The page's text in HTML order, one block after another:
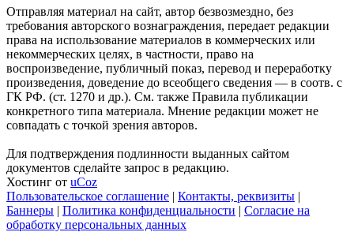
Отправляя материал на сайт, автор безвозмездно, без
требования авторского вознаграждения, передает редакции
права на использование материалов в коммерческих или
некоммерческих целях, в частности, право на
воспроизведение, публичный показ, перевод и переработку
произведения, доведение до всеобщего сведения — в соотв. с
ГК РФ. (ст. 1270 и др.). См. также Правила публикации
конкретного типа материала. Мнение редакции может не
совпадать с точкой зрения авторов.
Для подтверждения подлинности выданных сайтом
документов сделайте запрос в редакцию.
Хостинг от uCoz
Пользовательское соглашение | Контакты, реквизиты |
Баннеры | Политика конфиденциальности | Согласие на
обработку персональных данных